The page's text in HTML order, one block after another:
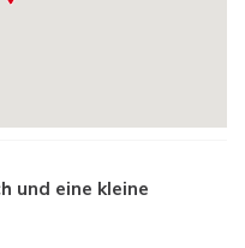
und eine kleine